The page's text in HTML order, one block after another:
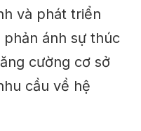
và phát triển
ánh sự thúc
cường cơ sở
cầu về hệ